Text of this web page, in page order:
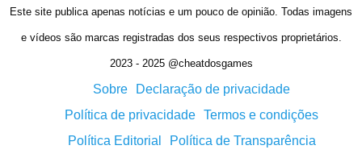
Este site publica apenas notícias e um pouco de opinião. Todas imagens
e vídeos são marcas registradas dos seus respectivos proprietários.
2023 - 2025 @cheatdosgames
Sobre
Declaração de privacidade
Política de privacidade Termos e condições
Política Editorial
Política de Transparência